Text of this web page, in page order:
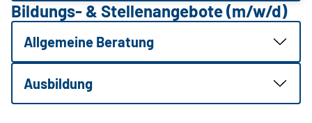
Bildungs- & Stellenangebote (m/w/d)
Allgemeine Beratung
Ausbildung